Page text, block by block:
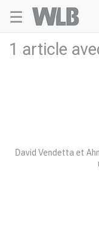
☰
1 article
David Vendetta et